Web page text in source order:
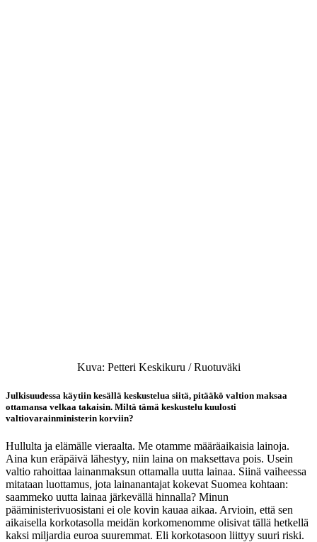
Kuva: Petteri Keskikuru / Ruotuväki
Julkisuudessa käytiin kesällä keskustelua siitä, pitääkö valtion maksaa
ottamansa velkaa takaisin. Miltä tämä keskustelu kuulosti
valtiovarainministerin korviin?
Hullulta ja elämälle vieraalta. Me otamme määräaikaisia lainoja.
Aina kun eräpäivä lähestyy, niin laina on maksettava pois. Usein
valtio rahoittaa lainanmaksun ottamalla uutta lainaa. Siinä vaiheessa
mitataan luottamus, jota lainanantajat kokevat Suomea kohtaan:
saammeko uutta lainaa järkevällä hinnalla? Minun
pääministerivuosistani ei ole kovin kauaa aikaa. Arvioin, että sen
aikaisella korkotasolla meidän korkomenomme olisivat tällä hetkellä
kaksi miljardia euroa suuremmat. Eli korkotasoon liittyy suuri riski.